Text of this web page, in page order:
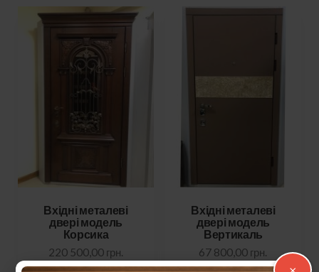
Вхідні металеві
двері модель
Корсика
220 500,00 грн.
Вхідні металеві
двері модель
Вертикаль
67 800,00 грн.